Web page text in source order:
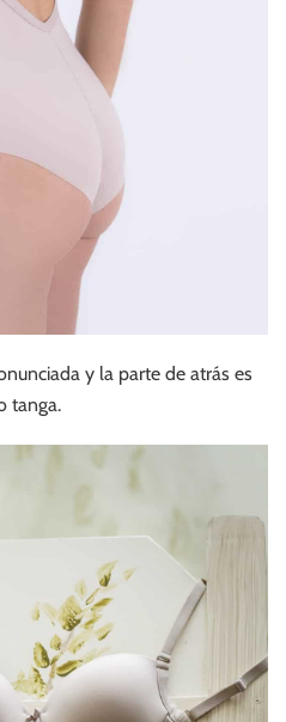
y la parte de atrás es
tanga.